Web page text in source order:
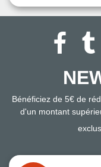
Bénéficiez de 5€ de
d'un montant